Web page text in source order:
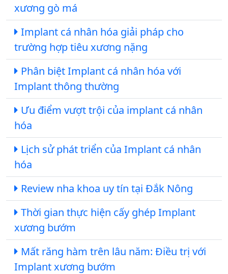
xương gò má
Implant cá nhân hóa giải pháp cho
trường hợp tiêu xương nặng
Phân biệt Implant cá nhân hóa với
Implant thông thường
Ưu điểm vượt trội của implant cá nhân
hóa
Lịch sử phát triển của Implant cá nhân
hóa
Review nha khoa uy tín tại Đắk Nông
Thời gian thực hiện cấy ghép Implant
xương bướm
Mất răng hàm trên lâu năm: Điều trị với
Implant xương bướm